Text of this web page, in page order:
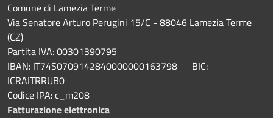
Comune di Lamezia Terme
Via Senatore Arturo Perugini 15/C - 88046 Lamezia Terme
(CZ)
Partita IVA: 00301390795
IBAN: IT74S0709142840000000163798 BIC:
ICRAITRRUB0
Codice IPA: c_m208
Fatturazione elettronica